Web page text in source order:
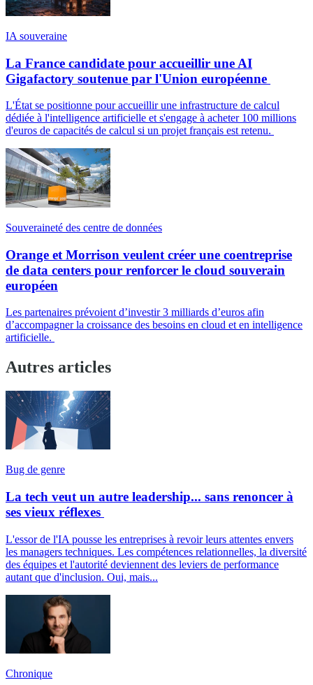
IA souveraine
La France candidate pour accueillir une AI
Gigafactory soutenue par l'Union européenne
L'État se positionne pour accueillir une infrastructure de calcul
dédiée à l'intelligence artificielle et s'engage à acheter 100 millions
d'euros de capacités de calcul si un projet français est retenu.
Souveraineté des centre de données
Orange et Morrison veulent créer une coentreprise
de data centers pour renforcer le cloud souverain
européen
Les partenaires prévoient d’investir 3 milliards d’euros afin
d’accompagner la croissance des besoins en cloud et en intelligence
artificielle.
Autres articles
Bug de genre
La tech veut un autre leadership... sans renoncer à
ses vieux réflexes
L'essor de l'IA pousse les entreprises à revoir leurs attentes envers
les managers techniques. Les compétences relationnelles, la diversité
des équipes et l'autorité deviennent des leviers de performance
autant que d'inclusion. Oui, mais...
Chronique